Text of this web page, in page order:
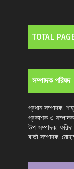
TOTAL
সম্পাদক পরিষদ
প্রধান সম্পাদক:
প্রকাশক ও
উপ-সম্পাদক:
বার্তা সম্পাদক: